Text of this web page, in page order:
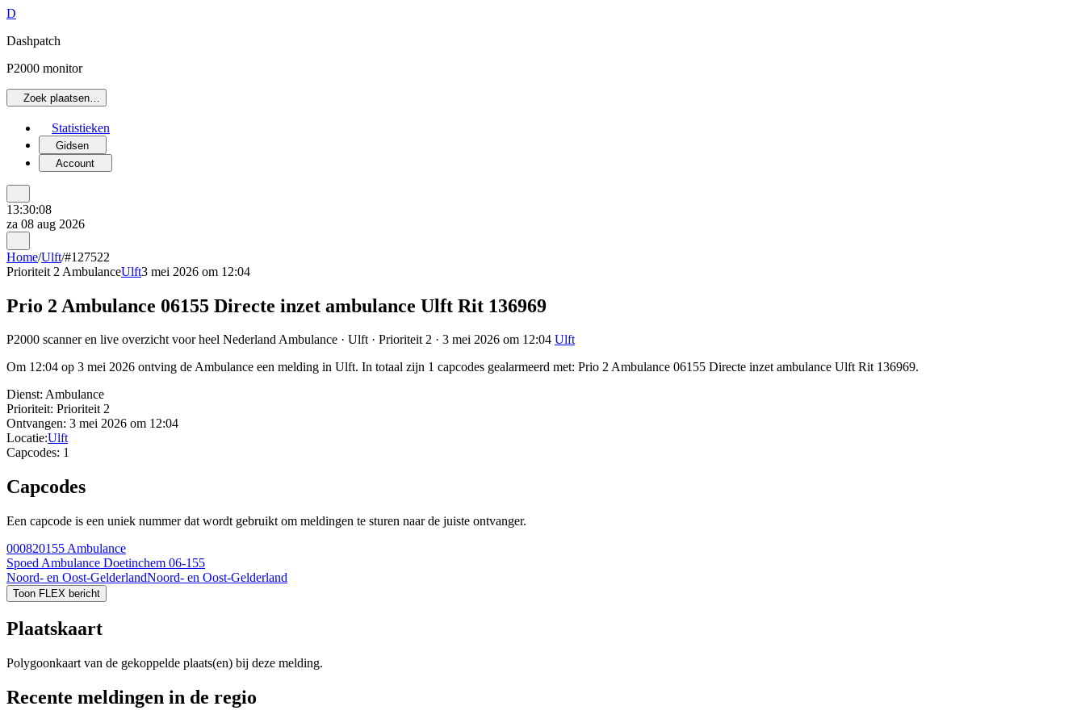
D
Dashpatch
P2000 monitor
Zoek plaatsen…
Statistieken
Gidsen
Account
13:30:08
za 08 aug 2026
Home/Ulft/#127522
Prioriteit 2 AmbulanceUlft3 mei 2026 om 12:04
Prio 2 Ambulance 06155 Directe inzet ambulance Ulft Rit 136969
P2000 scanner en live overzicht voor heel Nederland Ambulance · Ulft · Prioriteit 2 · 3 mei 2026 om 12:04 Ulft
Om 12:04 op 3 mei 2026 ontving de Ambulance een melding in Ulft. In totaal zijn 1 capcodes gealarmeerd met: Prio 2 Ambulance 06155 Directe inzet ambulance Ulft Rit 136969.
Dienst: Ambulance
Prioriteit: Prioriteit 2
Ontvangen: 3 mei 2026 om 12:04
Locatie:Ulft
Capcodes: 1
Capcodes
Een capcode is een uniek nummer dat wordt gebruikt om meldingen te sturen naar de juiste ontvanger.
000820155 Ambulance
Spoed Ambulance Doetinchem 06-155
Noord- en Oost-GelderlandNoord- en Oost-Gelderland
Toon FLEX bericht
Plaatskaart
Polygoonkaart van de gekoppelde plaats(en) bij deze melding.
Recente meldingen in de regio